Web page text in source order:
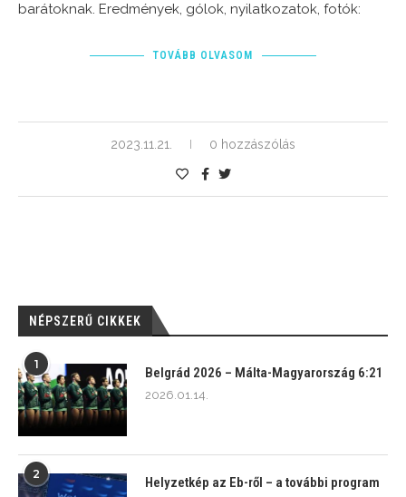
barátoknak. Eredmények, gólok, nyilatkozatok, fotók:
TOVÁBB OLVASOM
2023.11.21. 0 hozzászólás
NÉPSZERŰ CIKKEK
1
Belgrád 2026 – Málta-Magyarország 6:21
2026.01.14.
2
Helyzetkép az Eb-ről – a további program